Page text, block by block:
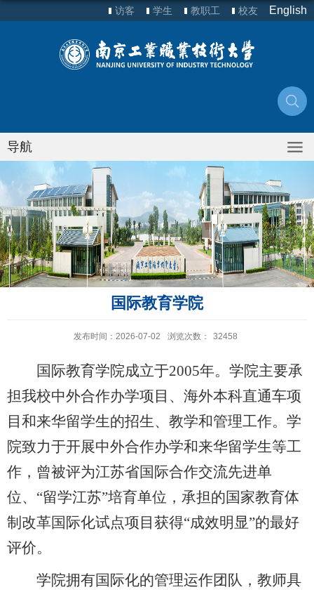
访客 学生 教职工 校友 English
导航
国际教育学院
发布时间：2026-07-02 浏览次数： 32458
国际教育学院成立于2005年。学院主要承
担我校中外合作办学项目、海外本科直通车项
目和来华留学生的招生、教学和管理工作。学
院致力于开展中外合作办学和来华留学生等工
作，曾被评为江苏省国际合作交流先进单
位、“留学江苏”培育单位，承担的国家教育体
制改革国际化试点项目获得“成效明显”的最好
评价。
学院拥有国际化的管理运作团队，教师具